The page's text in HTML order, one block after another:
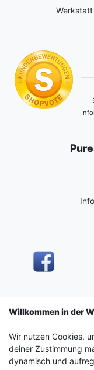
Impressum
Willkommen in der
Wir nutzen Cookies,
deiner Zustimmung
dynamisch und